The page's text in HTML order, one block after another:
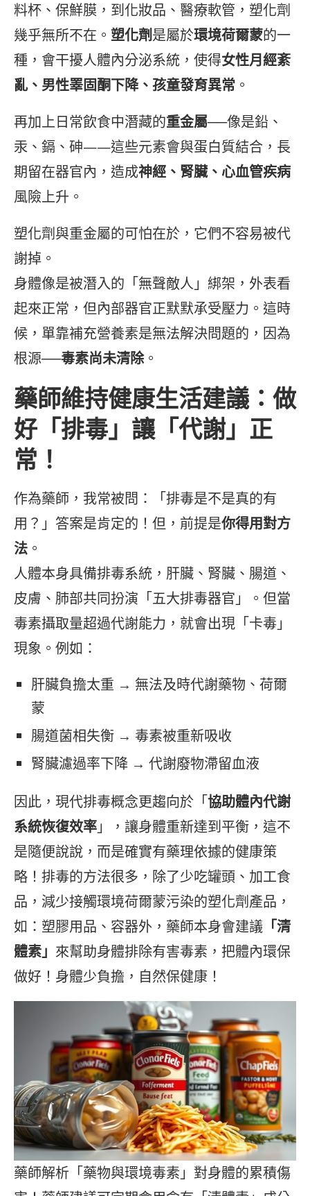
料杯、保鮮膜，到化妝品、醫療軟管，塑化劑
幾乎無所不在。 塑化劑是屬於環境荷爾蒙的一
種，會干擾人體內分泌系統，使得女性月經紊
亂、男性睪固酮下降、孩童發育異常 。
再加上日常飲食中潛藏的重金屬──像是鉛、
汞、鎘、砷——這些元素會與蛋白質結合，長
期留在器官內，造成神經、腎臟、心血管疾病
風險上升。
塑化劑與重金屬的可怕在於，它們不容易被代
謝掉。
身體像是被潛入的「無聲敵人」綁架，外表看
起來正常，但內部器官正默默承受壓力。這時
候，單靠補充營養素是無法解決問題的，因為
根源──毒素尚未清除。
藥師維持健康生活建議：做
好「排毒」讓「代謝」正
常 ！
作為藥師，我常被問：「排毒是不是真的有
用？」答案是肯定的！但，前提是你得用對方
法 。
人體本身具備排毒系統，肝臟、腎臟、腸道、
皮膚、肺部共同扮演「五大排毒器官」。但當
毒素攝取量超過代謝能力，就會出現「卡毒」
現象。例如：
肝臟負擔太重 → 無法及時代謝藥物、荷爾
蒙
腸道菌相失衡 → 毒素被重新吸收
腎臟濾過率下降 → 代謝廢物滯留血液
因此，現代排毒概念更趨向於「協助體內代謝
系統恢復效率」，讓身體重新達到平衡，這不
是隨便說說，而是確實有藥理依據的健康策
略！排毒的方法很多，除了少吃罐頭、加工食
品，減少接觸環境荷爾蒙污染的塑化劑產品，
如：塑膠用品、容器外，藥師本身會建議 「清
體素」 來幫助身體排除有害毒素，把體內環保
做好！身體少負擔，自然保健康！
藥師解析「藥物與環境毒素」對身體的累積傷